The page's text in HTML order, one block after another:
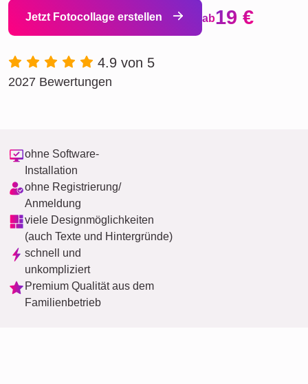
Jetzt Fotocollage erstellen ab19 €
4.9 von 5
2027 Bewertungen
ohne Software-
Installation
ohne Registrierung/
Anmeldung
viele Designmöglichkeiten
(auch Texte und Hintergründe)
schnell und
unkompliziert
Premium Qualität aus dem
Familienbetrieb